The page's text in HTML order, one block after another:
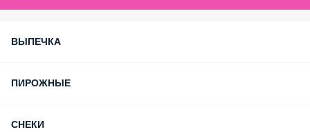
ВЫПЕЧКА
ПИРОЖНЫЕ
СНЕКИ